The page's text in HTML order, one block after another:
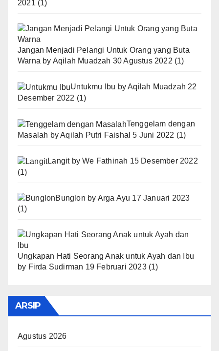
2021 (1)
Jangan Menjadi Pelangi Untuk Orang yang Buta
Warna by Aqilah Muadzah 30 Agustus 2022 (1)
Untukmu Ibu byAqilah Muadzah 22
Desember 2022 (1)
Tenggelam dengan
Masalah byAqilah Putri Faishal 5 Juni 2022 (1)
LangitbyWe Fathinah 15 Desember 2022
(1)
Bunglon by Arga Ayu 17 Januari 2023
(1)
Ungkapan Hati Seorang Anak untuk Ayah dan Ibu
by Firda Sudirman 19 Februari 2023 (1)
ARSIP
Agustus 2026